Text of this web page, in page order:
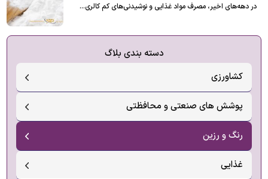
دسته بندی بلاگ
کشاورزی
پوشش های صنعتی و محافظتی
رنگ و رزین
غذایی
در دهه‌های اخیر، مصرف مواد غذایی و نوشیدنی‌های کم کالری…